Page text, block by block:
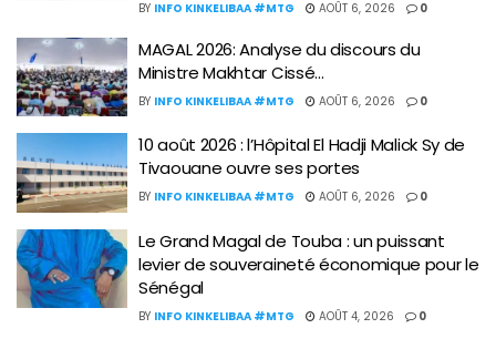
BY INFO KINKELIBAA #MTG AOÛT 6, 2026 0
MAGAL 2026: Analyse du discours du
Ministre Makhtar Cissé…
BY INFO KINKELIBAA #MTG AOÛT 6, 2026 0
10 août 2026 : l’Hôpital El Hadji Malick Sy de
Tivaouane ouvre ses portes
BY INFO KINKELIBAA #MTG AOÛT 6, 2026 0
Le Grand Magal de Touba : un puissant
levier de souveraineté économique pour le
Sénégal
BY INFO KINKELIBAA #MTG AOÛT 4, 2026 0